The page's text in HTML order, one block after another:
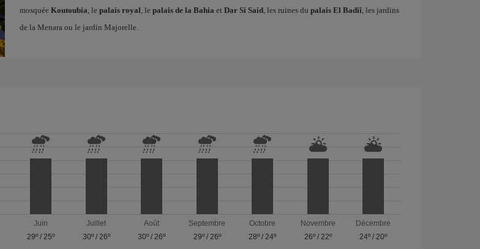
mosquée Koutoubia , le palais royal , le palais de la Bahia et Dar Si Said, les ruines du palais El Badiî, les jardins
de la Menara ou le jardin Majorelle.
Juin
29º / 25º
Juillet
30º/ 26º
Août
30º / 26º
Septembre
29º/ 26º
Octobre
28º / 24º
Novembre
26º/ 22º
Décembre
24º / 20º